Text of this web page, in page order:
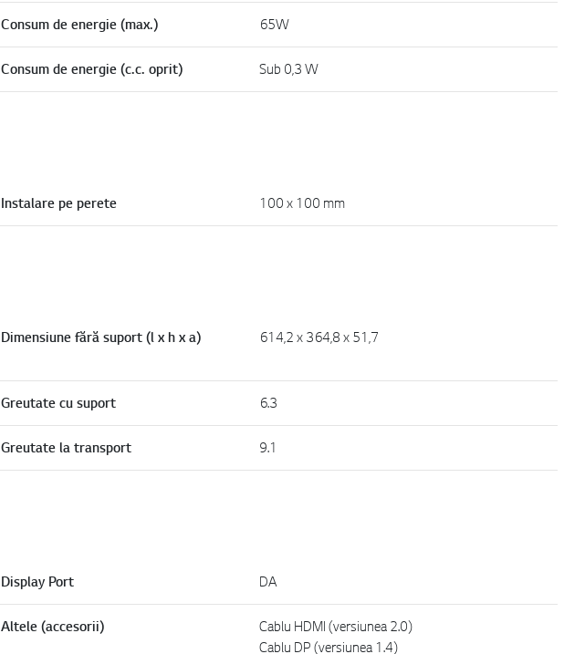
Consum de energie (max.) 65W
Consum de energie (c.c. oprit) Sub 0,3 W
Instalare pe perete 100 x 100 mm
Dimensiune fără suport (l x h x a) 614,2 x 364,8 x 51,7
Greutate cu suport 6.3
Greutate la transport 9.1
Display Port DA
Altele (accesorii)
Cablu HDMI (versiunea 2.0)
Cablu DP (versiunea 1.4)